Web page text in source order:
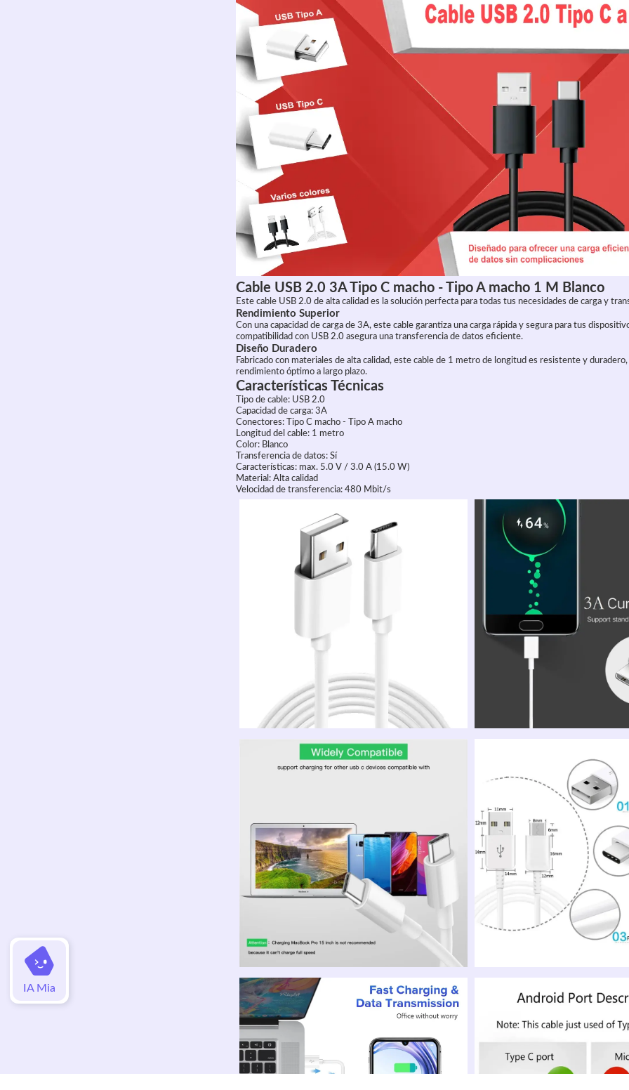
IA Mia
Cable USB 2.0 3A Tipo C macho - Tipo A macho 1 M Blanco
Este cable USB 2.0 de alta calidad es la solución perfecta para todas tus necesidades de carga y
Rendimiento Superior
Con una capacidad de carga de 3A, este cable garantiza una carga rápida y segura para tus
compatibilidad con USB 2.0 asegura una transferencia de datos eficiente.
Diseño Duradero
Fabricado con materiales de alta calidad, este cable de 1 metro de longitud es resistente y
rendimiento óptimo a largo plazo.
Características Técnicas
Tipo de cable: USB 2.0
Capacidad de carga: 3A
Conectores: Tipo C macho - Tipo A macho
Longitud del cable: 1 metro
Color: Blanco
Transferencia de datos: Sí
Características: max. 5.0 V / 3.0 A (15.0 W)
Material: Alta calidad
Velocidad de transferencia: 480 Mbit/s